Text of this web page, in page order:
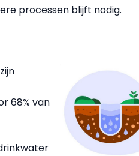
processen blijft nodig.
68% van